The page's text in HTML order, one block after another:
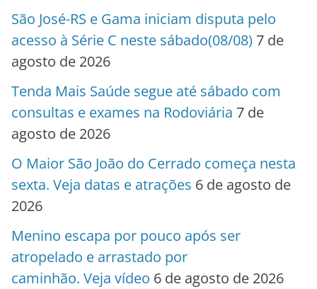
São José-RS e Gama iniciam disputa pelo
acesso à Série C neste sábado(08/08) 7 de
agosto de 2026
Tenda Mais Saúde segue até sábado com
consultas e exames na Rodoviária 7 de
agosto de 2026
O Maior São João do Cerrado começa nesta
sexta. Veja datas e atrações 6 de agosto de
2026
Menino escapa por pouco após ser
atropelado e arrastado por
caminhão. Veja vídeo 6 de agosto de 2026